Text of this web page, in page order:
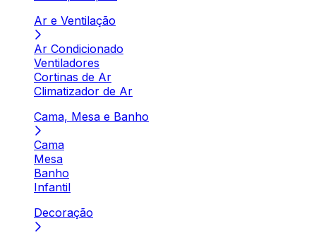
Ar e Ventilação
Ar Condicionado
Ventiladores
Cortinas de Ar
Climatizador de Ar
Cama, Mesa e Banho
Cama
Mesa
Banho
Infantil
Decoração